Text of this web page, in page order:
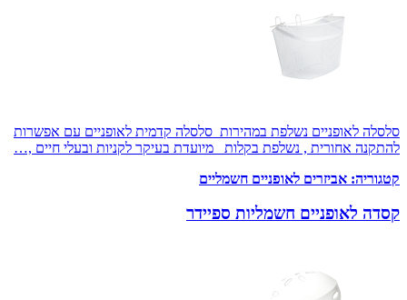
סלסלה לאופניים נשלפת במהירות סלסלה קדמית לאופניים עם אפשרות
להתקנה אחורית , נשלפת בקלות מיועדת בעיקר לקניות ובעלי חיים ,…
קטגוריה: אביזרים לאופניים חשמליים
קסדה לאופניים חשמליות ספיידר